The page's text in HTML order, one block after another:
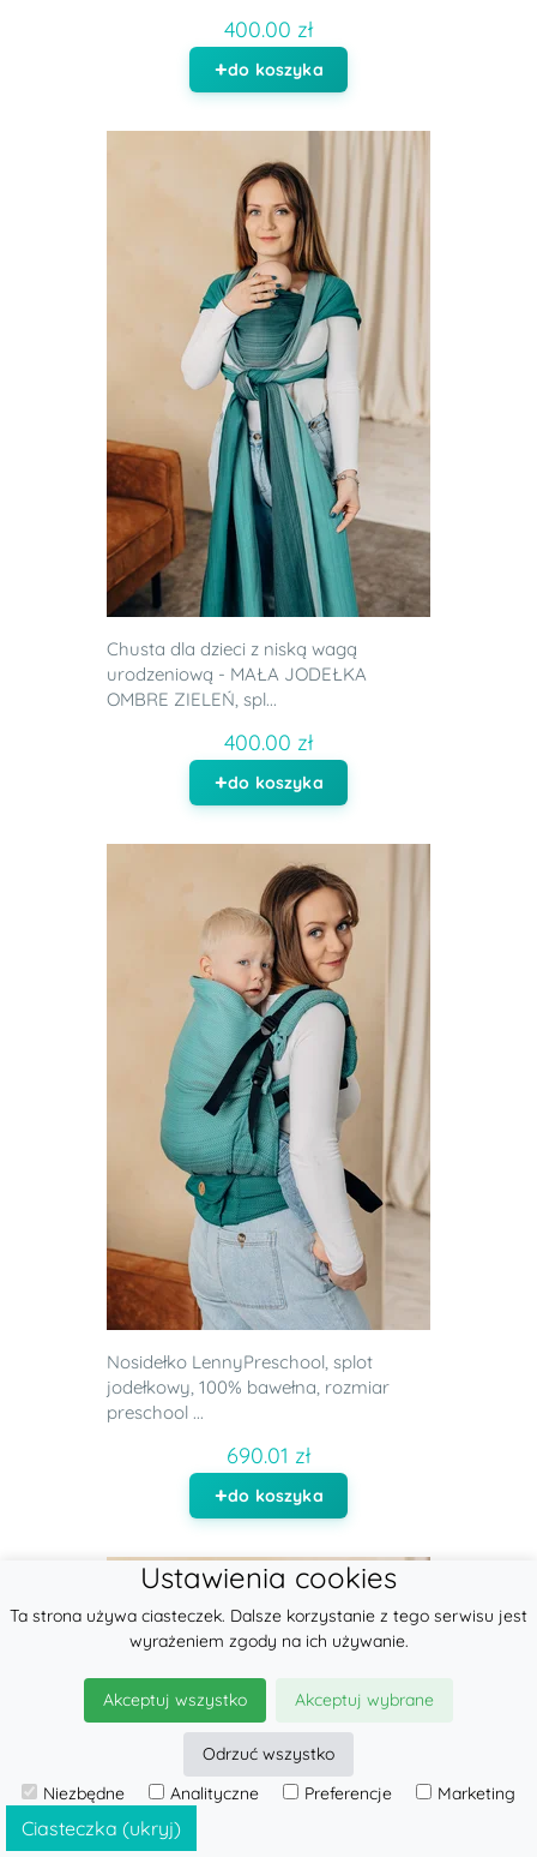
400.00 zł
do koszyka
Chusta dla dzieci z niską wagą
urodzeniową - MAŁA JODEŁKA
OMBRE ZIELEŃ, spl...
400.00 zł
do koszyka
Nosidełko LennyPreschool, splot
jodełkowy, 100% bawełna, rozmiar
preschool ...
690.01 zł
do koszyka
Ciasteczka (ukryj)
Ustawienia cookies
Ta strona używa ciasteczek. Dalsze korzystanie z tego serwisu jest
wyrażeniem zgody na ich używanie.
Akceptuj wszystko Akceptuj wybrane
Odrzuć wszystko
Niezbędne
Analityczne Preferencje Marketing